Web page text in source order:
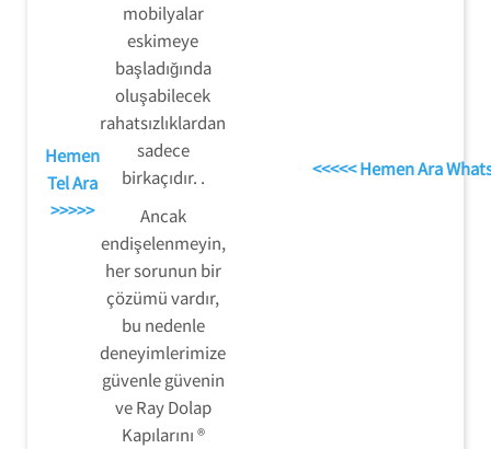
Hemen
Tel Ara
>>>>>
mobilyalar
eskimeye
başladığında
oluşabilecek
rahatsızlıklardan
sadece
birkaçıdır. .
Ancak
endişelenmeyin,
her sorunun bir
çözümü vardır,
bu nedenle
deneyimlerimize
güvenle güvenin
ve Ray Dolap
Kapılarını ®
<<<<< Hemen Ara